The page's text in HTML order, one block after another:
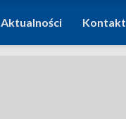
Aktualności Kontakt